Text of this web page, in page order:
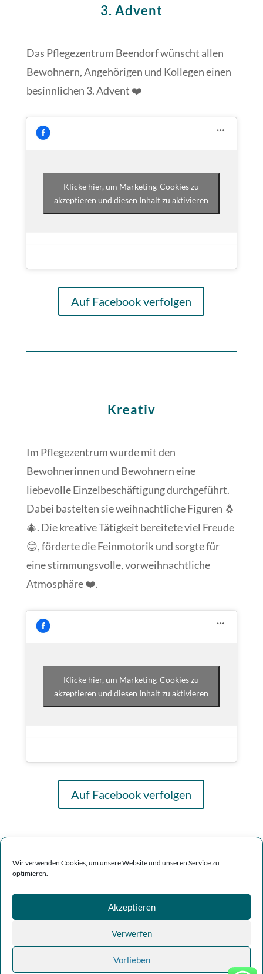
Wir verwenden Cookies, um unsere Website und unseren Service zu
optimieren.
Akzeptieren
Verwerfen
Vorlieben
3. Advent
Das Pflegezentrum Beendorf wünscht allen
Bewohnern, Angehörigen und Kollegen einen
besinnlichen 3. Advent ❤️
Klicke hier, um Marketing-Cookies zu
akzeptieren und diesen Inhalt zu aktivieren
Auf Facebook verfolgen
Kreativ
Im Pflegezentrum wurde mit den
Bewohnerinnen und Bewohnern eine
liebevolle Einzelbeschäftigung durchgeführt.
Dabei bastelten sie weihnachtliche Figuren 🐧
🎄. Die kreative Tätigkeit bereitete viel Freude
😊, förderte die Feinmotorik und sorgte für
eine stimmungsvolle, vorweihnachtliche
Atmosphäre ❤️.
Klicke hier, um Marketing-Cookies zu
akzeptieren und diesen Inhalt zu aktivieren
Auf Facebook verfolgen